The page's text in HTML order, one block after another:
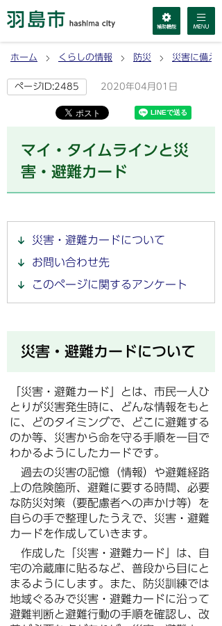
ホーム くらしの情報 防災 災害に備える
ページID:2485 2020年04月01日
マイ・タイムラインと災
害・避難カード
災害・避難カードについて
お問い合わせ先
このページに関するアンケート
災害・避難カードについて
「災害・避難カード」とは、市民一人ひ
とりが災害発生時に、どんな情報をもと
に、どのタイミングで、どこに避難する
のか等、災害から命を守る手順を一目で
わかるようにしたカードです。
過去の災害の記憶（情報）や避難経路
上の危険箇所、避難に要する時間、必要
な防災対策（要配慮者への声かけ等）を
自らの手で整理したうえで、災害・避難
カードを作成していきます。
作成した「災害・避難カード」は、自
宅の冷蔵庫に貼るなど、普段から目にと
まるようにします。また、防災訓練では
地域ぐるみで災害・避難カードに沿って
避難判断と避難行動の手順を確認し、改